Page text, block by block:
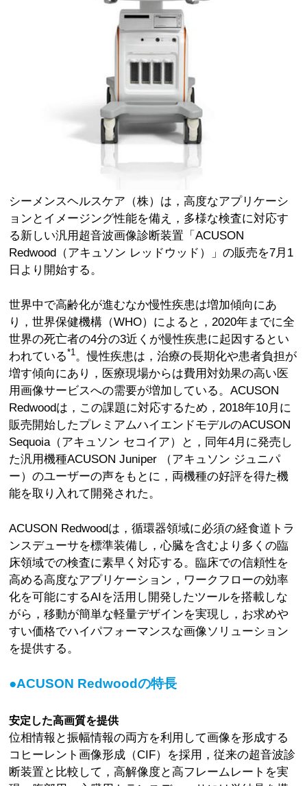
シーメンスヘルスケア（株）は，高度なアプリケーシ
ョンとイメージング性能を備え，多様な検査に対応す
る新しい汎用超音波画像診断装置「ACUSON
Redwood（アキュソン レッドウッド）」の販売を7月1
日より開始する。
世界中で高齢化が進むなか慢性疾患は増加傾向にあ
り，世界保健機構（WHO）によると，2020年までに全
世界の死亡者の4分の3近くが慢性疾患に起因するとい
われている*1。慢性疾患は，治療の長期化や患者負担が
増す傾向にあり，医療現場からは費用対効果の高い医
用画像サービスへの需要が増加している。ACUSON
Redwoodは，この課題に対応するため，2018年10月に
販売開始したプレミアムハイエンドモデルのACUSON
Sequoia（アキュソン セコイア）と，同年4月に発売し
た汎用機種ACUSON Juniper （アキュソン ジュニパ
ー）のユーザーの声をもとに，両機種の好評を得た機
能を取り入れて開発された。
ACUSON Redwoodは，循環器領域に必須の経食道トラ
ンスデューサを標準装備し，心臓を含むより多くの臨
床領域での検査に素早く対応する。臨床での信頼性を
高める高度なアプリケーション，ワークフローの効率
化を可能にするAIを活用し開発したツールを搭載しな
がら，移動が簡単な軽量デザインを実現し，お求めや
すい価格でハイパフォーマンスな画像ソリューション
を提供する。
●ACUSON Redwoodの特長
安定した高画質を提供
位相情報と振幅情報の両方を利用して画像を形成する
コヒーレント画像形成（CIF）を採用，従来の超音波診
断装置と比較して，高解像度と高フレームレートを実